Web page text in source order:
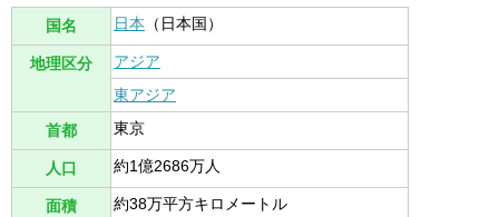
国名 日本 （日本国）
地理区分
アジア
東アジア
首都
東京
人口 約1億2686万人
面積 約38万平方キロメートル